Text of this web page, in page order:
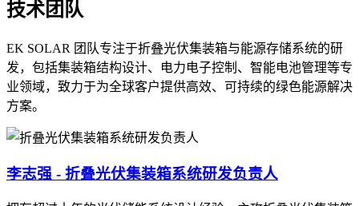
技术团队
EK SOLAR 团队专注于折叠光伏集装箱与能源存储系统的研
发，包括集装箱结构设计、电力电子控制、智能电池管理等专
业领域，致力于为全球客户提供高效、可持续的绿色能源解决
方案。
李志强 - 折叠光伏集装箱系统研发负责人